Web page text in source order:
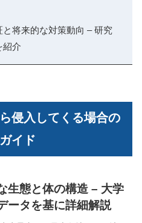
将来的な対策動向 – 研究
紹介
侵入してくる場合の
イド
生態と体の構造 – 大学
ータを基に詳細解説